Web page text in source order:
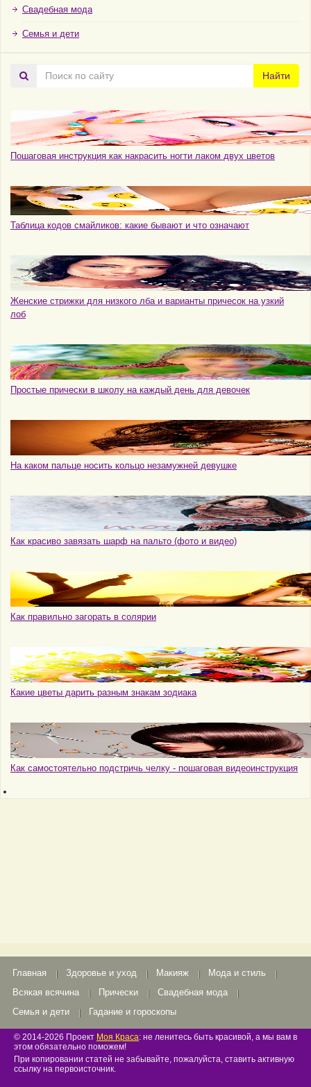
Свадебная мода
Семья и дети
Поиск
по
Найти
Пошаговая инструкция как накрасить ногти лаком двух цветов
Таблица кодов смайликов: какие бывают и что означают
Женские стрижки для низкого лба и варианты причесок на узкий
лоб
Простые прически в школу на каждый день для девочек
На каком пальце носить кольцо незамужней девушке
Как красиво завязать шарф на пальто (фото и видео)
Как правильно загорать в солярии
Какие цветы дарить разным знакам зодиака
Как самостоятельно подстричь челку - пошаговая видеоинструкция
Главная Здоровье и уход Макияж
Мода и стиль
Всякая всячина
Прически
Свадебная мода
Семья и дети
Гадание и гороскопы
© 2014-2026 Проект Моя Краса: не ленитесь быть красивой, а мы вам в
этом обязательно поможем!
При копировании статей не забывайте, пожалуйста, ставить активную
ссылку на первоисточник.